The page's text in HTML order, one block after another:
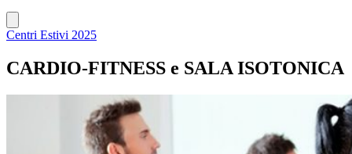
Centri Estivi 2025
CARDIO-FITNESS e SALA ISOTONICA